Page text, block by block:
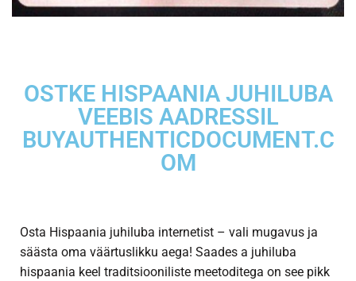
OSTKE HISPAANIA JUHILUBA
VEEBIS AADRESSIL
BUYAUTHENTICDOCUMENT.C
OM
Osta Hispaania juhiluba internetist – vali mugavus ja
säästa oma väärtuslikku aega! Saades a juhiluba
hispaania keel traditsiooniliste meetoditega on see pikk